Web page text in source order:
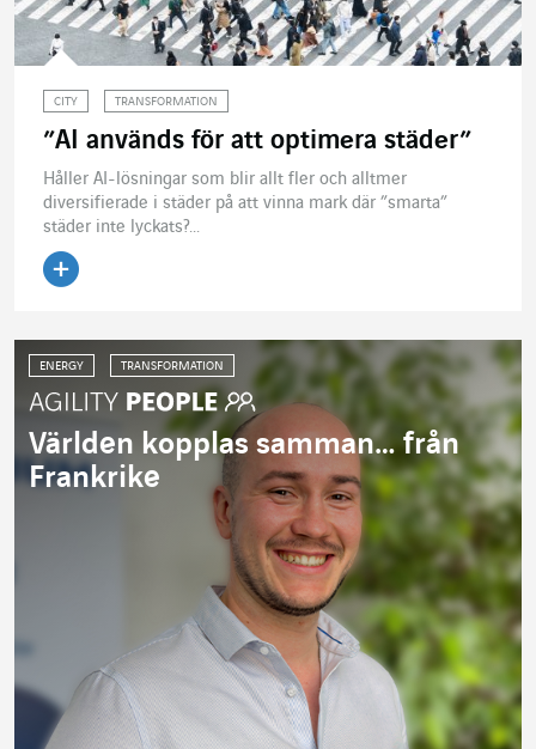
CITY TRANSFORMATION
”AI används för att optimera städer”
Håller AI-lösningar som blir allt fler och alltmer
diversifierade i städer på att vinna mark där ”smarta”
städer inte lyckats?...
ENERGY TRANSFORMATION
Världen kopplas samman… från
Frankrike